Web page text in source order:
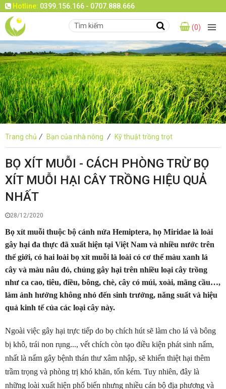
Hotline: 0399.156.166 - 0707.888.666
(0)
Trang chủ / Bạn của nhà nông / Kỹ thuật trồng trọt
BỌ XÍT MUỖI - CÁCH PHÒNG TRỪ BỌ
XÍT MUỖI HẠI CÂY TRỒNG HIỆU QUẢ
NHẤT
28/12/2020
Bọ xít muỗi thuộc bộ cánh nửa Hemiptera, họ Miridae là loài
gây hại đa thực đã xuất hiện tại Việt Nam và nhiều nước trên
thế giới, có hai loài bọ xít muỗi là loài có cơ thể màu xanh lá
cây và màu nâu đỏ, chúng gây hại trên nhiều loại cây trồng
như ca cao, tiêu, điều, bông, chè, cây có múi, xoài, mãng cầu…,
làm ảnh hưởng không nhỏ đến sinh trưởng, năng suất và hiệu
quả kinh tế của các loại cây này.
Ngoài việc gây hại trực tiếp do bọ chích hút sẽ làm cho lá và bông
bị khô, trái non rụng..., vết chích còn tạo điều kiện phát sinh nấm,
nhất là nấm gây bệnh thán thư xâm nhập, sẽ khiến thiệt hại thêm
trầm trọng và phòng trị khó khăn, tốn kém. Tuy nhiên, đây là
những loài xuất hiện phổ biến nhưng nhiều cán bộ địa phương và